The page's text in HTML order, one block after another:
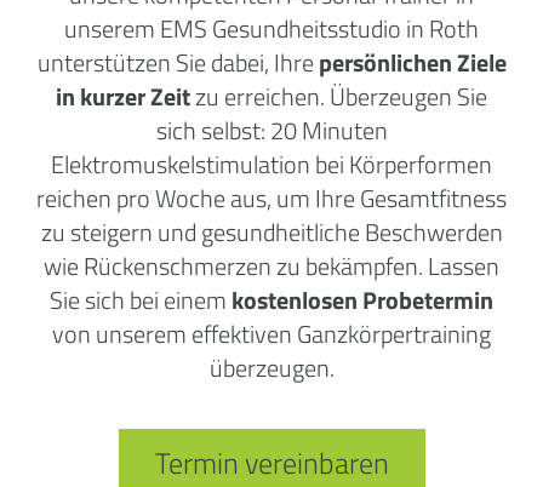
unserem EMS Gesundheitsstudio in Roth
unterstützen Sie dabei, Ihrepersönlichen Ziele
in kurzer Zeitzu erreichen. Überzeugen Sie
sich selbst: 20 Minuten
Elektromuskelstimulation bei Körperformen
reichen pro Woche aus, um Ihre Gesamtfitness
zu steigern und gesundheitliche Beschwerden
wie Rückenschmerzen zu bekämpfen. Lassen
Sie sich bei einemkostenlosen Probetermin
von unserem effektiven Ganzkörpertraining
überzeugen.
Termin vereinbaren